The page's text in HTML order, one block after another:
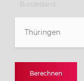
Bundesland:
Thüringen
Baden-
Berechnen